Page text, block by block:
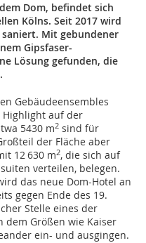
Dom, befindet sich
Kölns. Seit 2017 wird
saniert. Mit gebundener
Gipsfaser-
Lösung gefunden, die
Gebäudeensembles
Highlight auf der
5430 m2 sind für
der Fläche aber
12 630 m2, die sich auf
verteilen, belegen.
das neue Dom-Hotel an
gegen Ende des 19.
Stelle eines der
dem Größen wie Kaiser
ein- und ausgingen.